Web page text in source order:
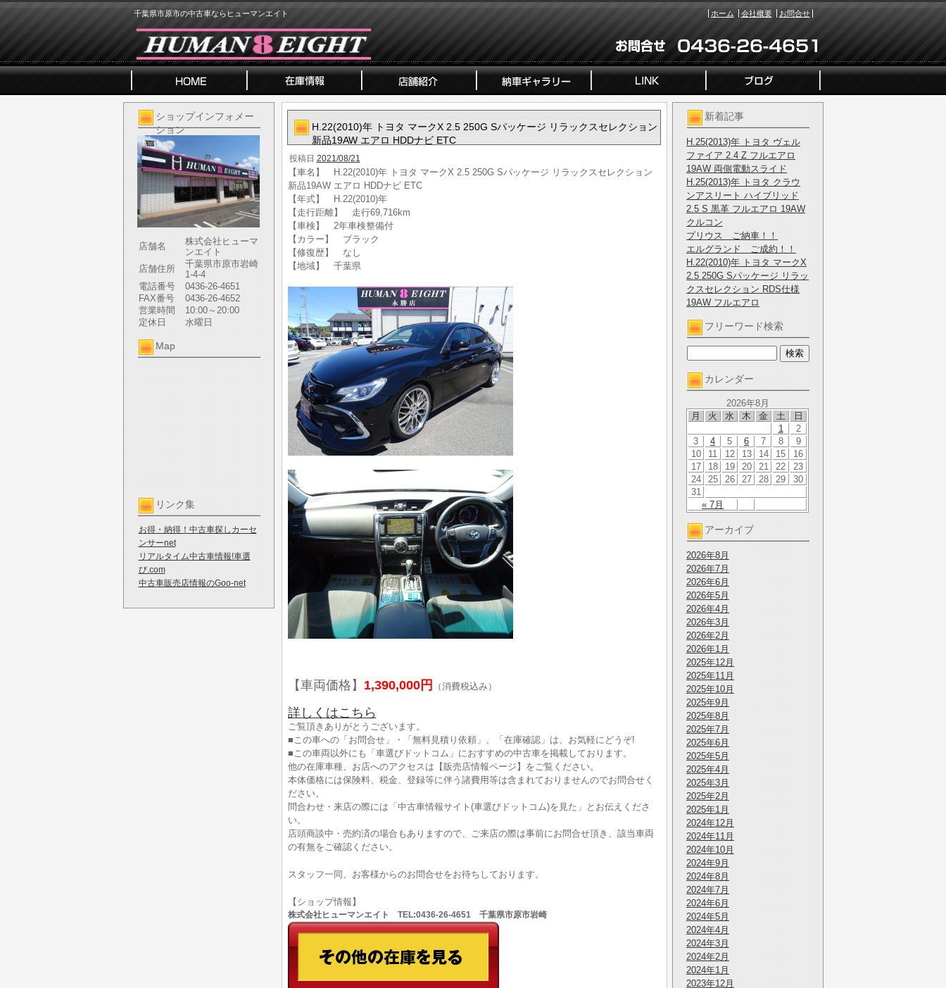
千葉県市原市の中古車ならヒューマンエイト ホーム 会社概要 お問合せ
ショップインフォメー
ション
店舗名
株式会社ヒューマ
ンエイト
店舗住所
千葉県市原市岩崎
1-4-4
電話番号
0436-26-4651
FAX番号
0436-26-4652
営業時間
10:00～20:00
定休日
水曜日
Map
リンク集
お得・納得！中古車探しカーセ
ンサーnet
リアルタイム中古車情報!車選
び.com
中古車販売店情報のGoo-net
新着記事
H.25(2013)年 トヨタ ヴェル
ファイア 2.4 Z フルエアロ
19AW 両側電動スライド
H.25(2013)年 トヨタ クラウ
ンアスリート ハイブリッド
2.5 S 黒革 フルエアロ 19AW
クルコン
プリウス ご納車！！
エルグランド ご成約！！
H.22(2010)年 トヨタ マークX
2.5 250G Sパッケージ リラッ
クスセレクション RDS仕様
19AW フルエアロ
フリーワード検索
カレンダー
2026年8月
月
火 水 木 金 土 日
« 7月
1
2
3
4 5 6 7 8
9
10
11 12 13 14 15
16
17
18 19 20 21 22
23
24
25 26 27 28 29
30
31
アーカイブ
2026年8月
2026年7月
2026年6月
2026年5月
2026年4月
2026年3月
2026年2月
2026年1月
2025年12月
2025年11月
2025年10月
2025年9月
2025年8月
2025年7月
2025年6月
2025年5月
2025年4月
2025年3月
2025年2月
2025年1月
2024年12月
2024年11月
2024年10月
2024年9月
2024年8月
2024年7月
2024年6月
2024年5月
2024年4月
2024年3月
2024年2月
2024年1月
2023年12月
H.22(2010)年 トヨタ マークX 2.5 250G Sパッケージ リラックスセレクション
新品19AW エアロ HDDナビ ETC
投稿日 2021/08/21
【車名】 H.22(2010)年 トヨタ マークX 2.5 250G Sパッケージ リラックスセレクション
新品19AW エアロ HDDナビ ETC
【年式】 H.22(2010)年
【走行距離】 走行69,716km
【車検】 2年車検整備付
【カラー】 ブラック
【修復歴】 なし
【地域】 千葉県
【車両価格】 1,390,000円 （消費税込み）
詳しくはこちら
ご覧頂きありがとうございます。
■この車への「お問合せ」・「無料見積り依頼」、「在庫確認」は、お気軽にどうぞ!
■この車両以外にも「車選びドットコム」におすすめの中古車を掲載しております。
他の在庫車種、お店へのアクセスは【販売店情報ページ】をご覧ください。
本体価格には保険料、税金、登録等に伴う諸費用等は含まれておりませんのでお問合せく
ださい。
問合わせ・来店の際には「中古車情報サイト(車選びドットコム)を見た」とお伝えくださ
い。
店頭商談中・売約済の場合もありますので、ご来店の際は事前にお問合せ頂き、該当車両
の有無をご確認ください。
スタッフ一同、お客様からのお問合せをお待ちしております。
【ショップ情報】
株式会社ヒューマンエイト TEL:0436-26-4651 千葉県市原市岩崎